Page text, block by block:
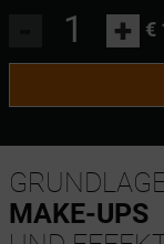
+ €
MAKE-UPS